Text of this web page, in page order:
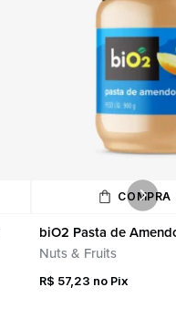
COMPRA
biO2 Pasta de
Nuts & Fruits
R$ 57,23